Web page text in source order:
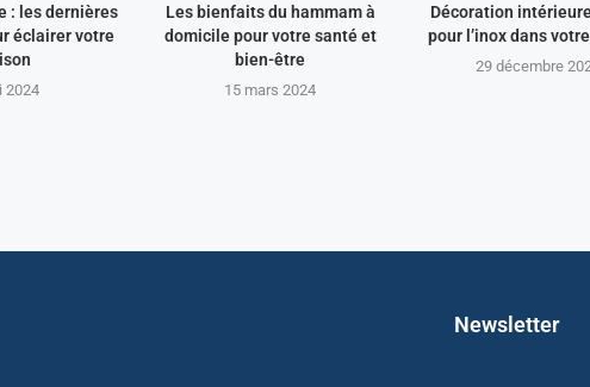
: les dernières
éclairer votre
2024
Les bienfaits du hammam à
domicile pour votre santé et
bien-être
15 mars 2024
Décoration
pour l’inox dans
29 décembre
Newsletter